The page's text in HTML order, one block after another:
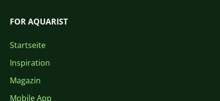
FOR AQUARIST
Startseite
Inspiration
Magazin
Mobile App